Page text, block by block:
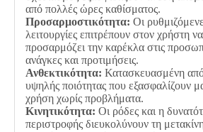
από πολλές ώρες καθίσματος.
Προσαρμοστικότητα: Οι
λειτουργίες επιτρέπουν στον χρήστη να
προσαρμόζει την καρέκλα στις
ανάγκες και προτιμήσεις.
Ανθεκτικότητα: Κατασκευασμένη
υψηλής ποιότητας που εξασφαλίζουν
χρήση χωρίς προβλήματα.
Κινητικότητα: Οι ρόδες και η
περιστροφής διευκολύνουν τη